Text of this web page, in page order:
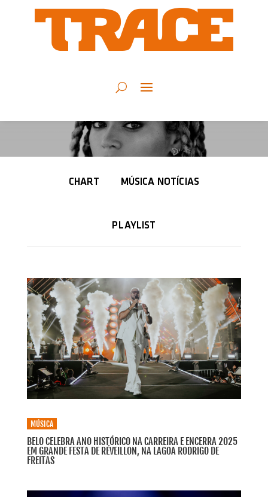
CHART MÚSICA NOTÍCIAS
PLAYLIST
MÚSICA
BELO CELEBRA ANO HISTÓRICO NA CARREIRA E ENCERRA 2025
EM GRANDE FESTA DE RÉVEILLON, NA LAGOA RODRIGO DE
FREITAS